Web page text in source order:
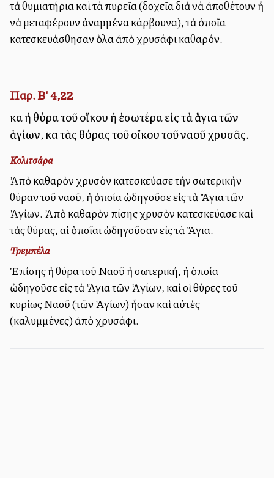
τὰ θυμιατήρια καὶ τὰ πυρεῖα (δοχεῖα διὰ νὰ ἀποθέτουν ἢ
νὰ μεταφέρουν ἀναμμένα κάρβουνα), τὰ ὁποῖα
κατεσκευάσθησαν ὅλα ἀπὸ χρυσάφι καθαρόν.
Παρ. Β' 4,22
καὶ ἡ θύρα τοῦ οἴκου ἡ ἐσωτέρα εἰς τὰ ἅγια τῶν
ἁγίων, καὶ τὰς θύρας τοῦ οἴκου τοῦ ναοῦ χρυσᾶς.
Κολιτσάρα
Ἀπὸ καθαρὸν χρυσὸν κατεσκεύασε τὴν ἐσωτερικὴν
θύραν τοῦ ναοῦ, ἡ ὁποία ὡδηγοῦσε εἰς τὰ Ἅγια τῶν
Ἁγίων. Ἀπὸ καθαρὸν ἐπίσης χρυσὸν κατεσκεύασε καὶ
τὰς θύρας, αἱ ὁποῖαι ὠδηγοῦσαν εἰς τὰ Ἅγια.
Τρεμπέλα
Ἐπίσης ἡ θύρα τοῦ Ναοῦ ἡ ἐσωτερική, ἡ ὁποία
ὠδηγοῦσε εἰς τὰ Ἅγια τῶν Ἁγίων, καὶ οἱ θύρες τοῦ
κυρίως Ναοῦ (τῶν Ἁγίων) ἦσαν καὶ αὐτές
(καλυμμένες) ἀπὸ χρυσάφι.